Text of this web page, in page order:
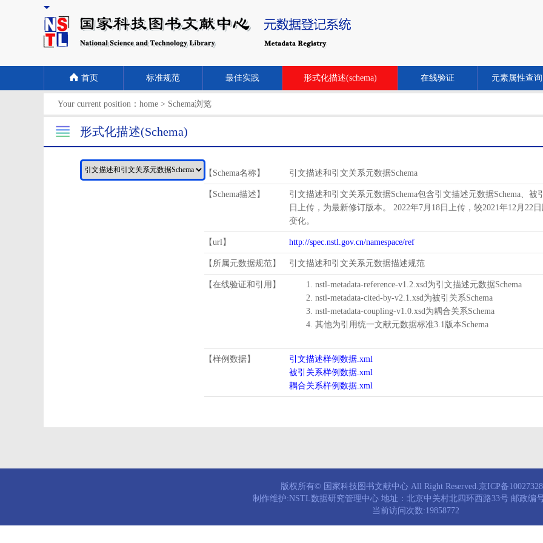
首页 标准规范 最佳实践 形式化描述(schema) 在线验证 元素属性查询
Your current position： home > Schema浏览
形式化描述(Schema)
【Schema名称】 引文描述和引文关系元数据Schema
【Schema描述】
引文描述和引文关系元数据Schema包含引文描述元数据Schema、被
日上传，为最新修订版本。 2022年7月18日上传，较2021年12月22
变化。
【url】 http://spec.nstl.gov.cn/namespace/ref
【所属元数据规范】 引文描述和引文关系元数据描述规范
【在线验证和引用】
1. nstl-metadata-reference-v1.2.xsd为引文描述元数据Schema
2. nstl-metadata-cited-by-v2.1.xsd为被引关系Schema
3. nstl-metadata-coupling-v1.0.xsd为耦合关系Schema
4. 其他为引用统一文献元数据标准3.1版本Schema
【样例数据】
引文描述样例数据.xml
被引关系样例数据.xml
耦合关系样例数据.xml
版权所有© 国家科技图书文献中心 All Right Reserved.京ICP备
制作维护:NSTL数据研究管理中心 地址：北京中关村北四环西路33号 邮政编
当前访问次数:19858772